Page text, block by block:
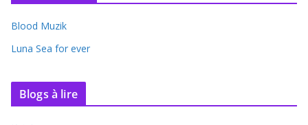
Blood Muzik
Luna Sea for ever
Blogs à lire